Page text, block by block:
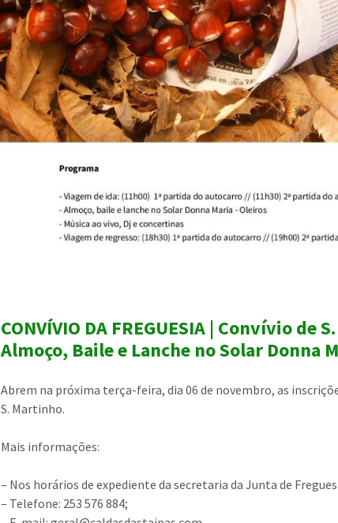
CONVÍVIO DA FREGUESIA | Convívio de
Almoço, Baile e Lanche no Solar Donna
Abrem na próxima terça-feira, dia 06 de novembro, as
S. Martinho.
Mais informações:
– Nos horários de expediente da secretaria da Junta de
– Telefone: 253 576 884;